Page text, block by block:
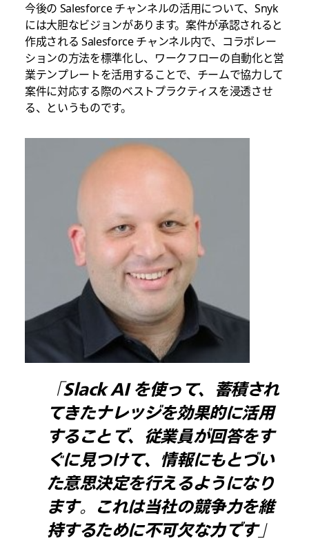
今後の Salesforce チャンネルの活用について、Snyk
には大胆なビジョンがあります。案件が承認されると
作成される Salesforce チャンネル内で、コラボレー
ションの方法を標準化し、ワークフローの自動化と営
業テンプレートを活用することで、チームで協力して
案件に対応する際のベストプラクティスを浸透させ
る、というものです。
「Slack AI を使って、蓄積され
てきたナレッジを効果的に活用
することで、従業員が回答をす
ぐに見つけて、情報にもとづい
た意思決定を行えるようになり
ます。これは当社の競争力を維
持するために不可欠な力です」